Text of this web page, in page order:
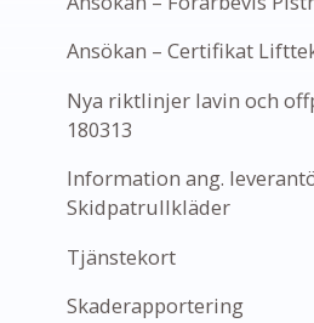
Ansökan – Certifikat
Nya riktlinjer lavin och
180313
Information ang.
Skidpatrullkläder
Tjänstekort
Skaderapportering